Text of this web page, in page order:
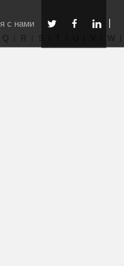
с нами
Q R S W